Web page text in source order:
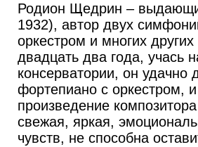
Родион Щедрин –
1932), автор двух
оркестром и многих
двадцать два года, учась
консерватории, он
фортепиано с оркестром,
произведение
свежая, яркая,
чувств, не способна